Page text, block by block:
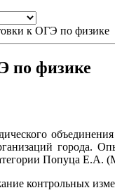
к ОГЭ по физике
по физике
города.
Попуца Е.А.
контрольных